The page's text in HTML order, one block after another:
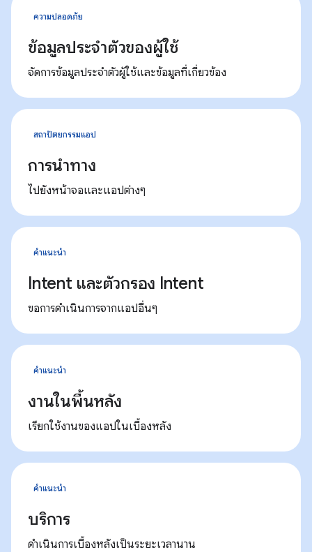
ความปลอดภัย
ข้อมูลประจําตัวของผู้ใช้
จัดการข้อมูลประจำตัวผู้ใช้และข้อมูลที่เกี่ยวข้อง
สถาปัตยกรรมแอป
การนำทาง
ไปยังหน้าจอและแอปต่างๆ
คำแนะนำ
Intent และตัวกรอง Intent
ขอการดำเนินการจากแอปอื่นๆ
คำแนะนำ
งานในพื้นหลัง
เรียกใช้งานของแอปในเบื้องหลัง
คำแนะนำ
บริการ
ดำเนินการเบื้องหลังเป็นระยะเวลานาน